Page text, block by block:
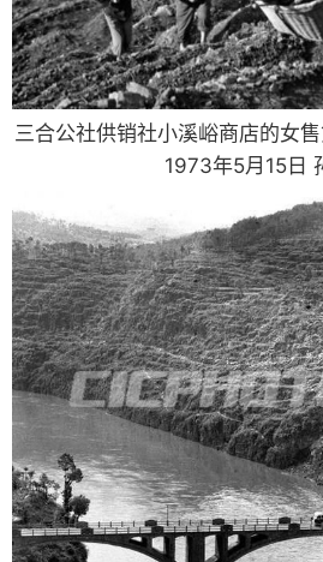
三合公社供销社小溪峪商店的女
1973年5月15日